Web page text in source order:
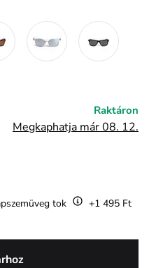
Raktáron
Megkaphatja már 08. 12.
tok +1 495 Ft